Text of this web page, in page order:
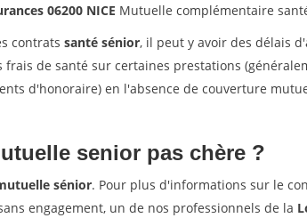
06200 NICE Mutuelle complémentaire
contrats santé sénior, il peut y avoir des délais
de santé sur certaines prestations
d'honoraire) en l'absence de couverture
senior pas chère ?
sénior. Pour plus d'informations sur le
engagement, un de nos professionnels de la